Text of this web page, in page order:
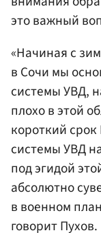
это важный
«Начиная с
в Сочи мы
системы УВД,
плохо в этой
короткий
системы УВД
под эгидой
абсолютно
в военном
говорит Пухов.